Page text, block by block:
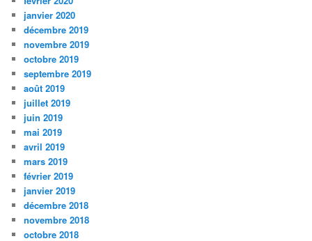
janvier 2020
décembre 2019
novembre 2019
octobre 2019
septembre 2019
août 2019
juillet 2019
juin 2019
mai 2019
avril 2019
mars 2019
février 2019
janvier 2019
décembre 2018
novembre 2018
octobre 2018